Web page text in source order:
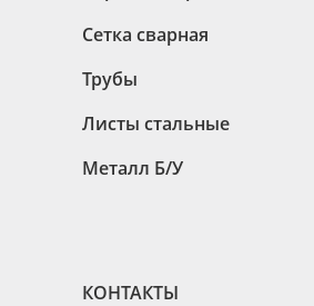
140х1500х5000
150х1500х5000
160х1500х4500
Сетка сварная
Трубы
Листы стальные
Металл Б/У
КОНТАКТЫ